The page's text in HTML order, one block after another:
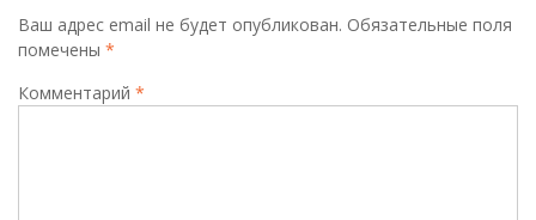
Ваш адрес email не будет опубликован. Обязательные поля
помечены *
Комментарий *